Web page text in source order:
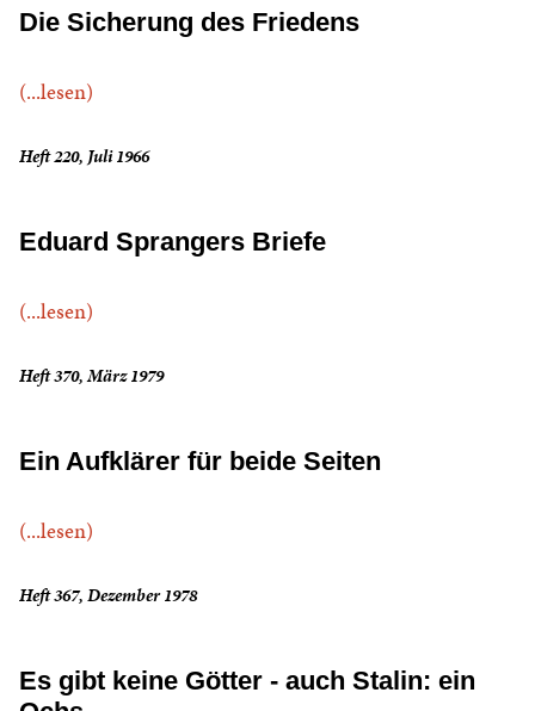
Die Sicherung des Friedens
(...lesen)
Heft 220, Juli 1966
Eduard Sprangers Briefe
(...lesen)
Heft 370, März 1979
Ein Aufklärer für beide Seiten
(...lesen)
Heft 367, Dezember 1978
Es gibt keine Götter - auch Stalin: ein